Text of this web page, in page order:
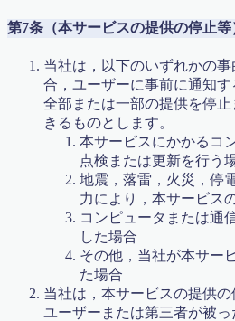
運営者情報
高校受験
高校受験【虎の巻】
高校数学講座
予約確定
第7条（本サービスの提供の停止等
当社は，以下のいずれかの
合，ユーザーに事前に通知
全部または一部の提供を停
きるものとします。
本サービスにかかるコ
点検または更新を行う
地震，落雷，火災，停
力により，本サービス
コンピュータまたは通
した場合
その他，当社が本サー
た場合
当社は，本サービスの提供の
ユーザーまたは第三者が被